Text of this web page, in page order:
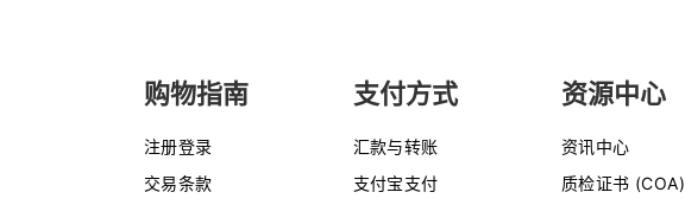
购物指南
注册登录
交易条款
支付方式
汇款与转账
支付宝支付
资源中心
资讯中心
质检证书 (COA)